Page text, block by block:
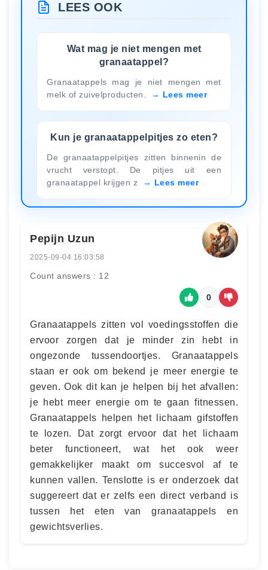
LEES OOK
Wat mag je niet mengen met
granaatappel?
Granaatappels mag je niet mengen met
melk of zuivelproducten.
Lees meer
Kun je granaatappelpitjes zo eten?
De granaatappelpitjes zitten binnenin de
vrucht verstopt. De pitjes uit een
granaatappel krijgen z
Lees meer
Pepijn Uzun
2025-09-04 16:03:58
Count answers : 12
0
Granaatappels zitten vol voedingsstoffen die
ervoor zorgen dat je minder zin hebt in
ongezonde tussendoortjes. Granaatappels
staan er ook om bekend je meer energie te
geven. Ook dit kan je helpen bij het afvallen:
je hebt meer energie om te gaan fitnessen.
Granaatappels helpen het lichaam gifstoffen
te lozen. Dat zorgt ervoor dat het lichaam
beter functioneert, wat het ook weer
gemakkelijker maakt om succesvol af te
kunnen vallen. Tenslotte is er onderzoek dat
suggereert dat er zelfs een direct verband is
tussen het eten van granaatappels en
gewichtsverlies.